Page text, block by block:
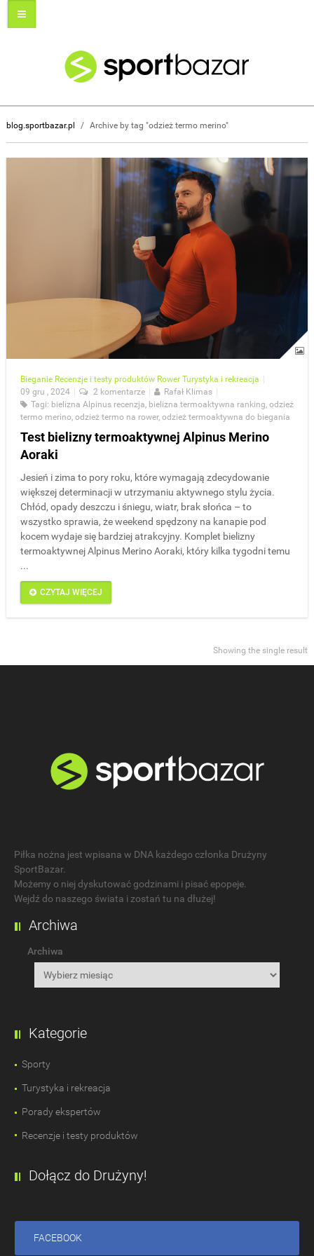
blog.sportbazar.pl / Archive by tag "odzież termo merino"
Bieganie Recenzje i testy produktów Rower Turystyka i rekreacja |
09 gru , 2024 | 2 komentarze | Rafał Klimas |
Tagi: bielizna Alpinus recenzja bielizna termoaktywna ranking odzież
termo merino odzież termo na rower, odzież termoaktywna do biegania
Test bielizny termoaktywnej Alpinus Merino
Aoraki
Jesień i zima to pory roku, które wymagają zdecydowanie
większej determinacji w utrzymaniu aktywnego stylu życia.
Chłód, opady deszczu i śniegu, wiatr, brak słońca – to
wszystko sprawia, że weekend spędzony na kanapie pod
kocem wydaje się bardziej atrakcyjny. Komplet bielizny
termoaktywnej Alpinus Merino Aoraki, który kilka tygodni temu
...
CZYTAJ WIĘCEJ
Showing the single result
Piłka nożna jest wpisana w DNA każdego członka Drużyny
SportBazar.
Możemy o niej dyskutować godzinami i pisać epopeje.
Wejdź do naszego świata i zostań tu na dłużej!
Archiwa
Archiwa
Kategorie
Sporty
Turystyka i rekreacja
Porady ekspertów
Recenzje i testy produktów
Dołącz do Drużyny!
FACEBOOK